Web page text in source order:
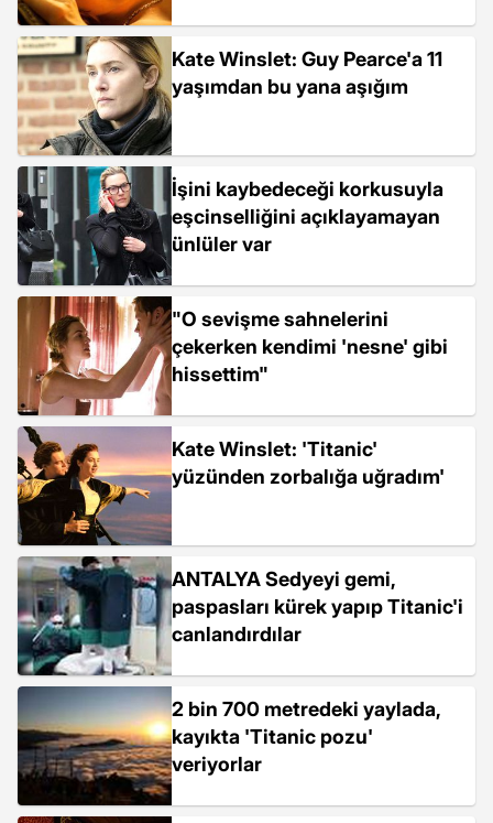
Kate Winslet: Guy Pearce'a 11
yaşımdan bu yana aşığım
İşini kaybedeceği korkusuyla
eşcinselliğini açıklayamayan
ünlüler var
"O sevişme sahnelerini
çekerken kendimi 'nesne' gibi
hissettim"
Kate Winslet: 'Titanic'
yüzünden zorbalığa uğradım'
ANTALYA Sedyeyi gemi,
paspasları kürek yapıp Titanic'i
canlandırdılar
2 bin 700 metredeki yaylada,
kayıkta 'Titanic pozu'
veriyorlar